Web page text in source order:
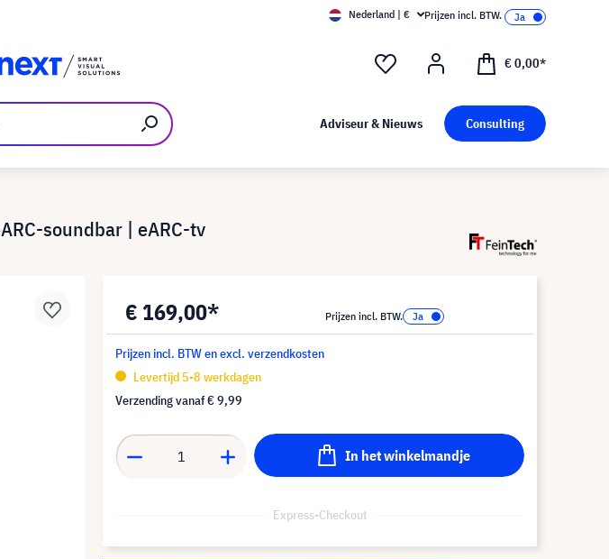
Nederland | € Prijzen incl. BTW.
€ 0,00*
Adviseur & Nieuws Consulting
soundbar | eARC-tv
€ 169,00* Prijzen incl. BTW.
Prijzen incl. BTW en excl. verzendkosten
Levertijd 5-8 werkdagen
Verzending vanaf€ 9,99
In het winkelmandje
Express-Checkout